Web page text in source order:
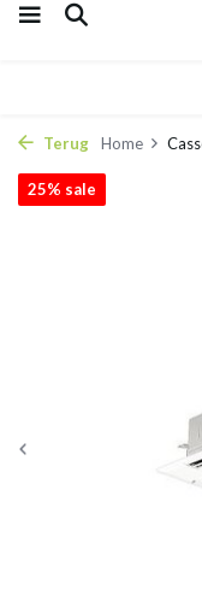
Terug Home
25% sale